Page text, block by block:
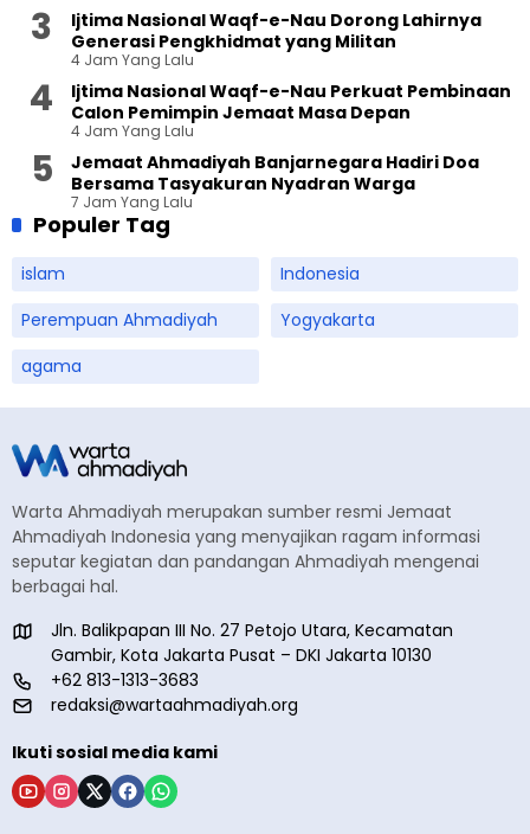
Ijtima Nasional Waqf-e-Nau Dorong Lahirnya
Generasi Pengkhidmat yang Militan
4 Jam Yang Lalu
Ijtima Nasional Waqf-e-Nau Perkuat Pembinaan
Calon Pemimpin Jemaat Masa Depan
4 Jam Yang Lalu
Jemaat Ahmadiyah Banjarnegara Hadiri Doa
Bersama Tasyakuran Nyadran Warga
7 Jam Yang Lalu
Populer Tag
islam
Indonesia
Perempuan Ahmadiyah
Yogyakarta
agama
Warta Ahmadiyah merupakan sumber resmi Jemaat
Ahmadiyah Indonesia yang menyajikan ragam informasi
seputar kegiatan dan pandangan Ahmadiyah mengenai
berbagai hal.
Jln. Balikpapan III No. 27 Petojo Utara, Kecamatan
Gambir, Kota Jakarta Pusat – DKI Jakarta 10130
+62 813-1313-3683
redaksi@wartaahmadiyah.org
Ikuti sosial media kami